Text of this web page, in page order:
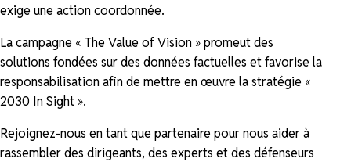
exige une action coordonnée.
La campagne « The Value of Vision » promeut des
solutions fondées sur des données factuelles et favorise la
responsabilisation afin de mettre en œuvre la stratégie «
2030 In Sight ».
Rejoignez-nous en tant que partenaire pour nous aider à
rassembler des dirigeants, des experts et des défenseurs